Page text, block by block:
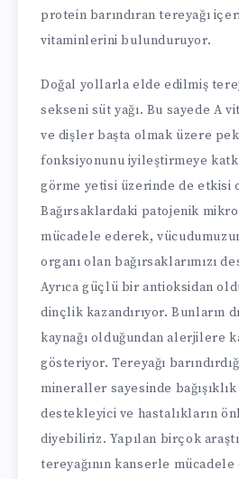
protein barındıran tereyağı
vitaminlerini bulunduruyor.
Doğal yollarla elde edilmiş
sekseni süt yağı. Bu sayede A
ve dişler başta olmak üzere
fonksiyonunu iyileştirmeye
görme yetisi üzerinde de etkisi
Bağırsaklardaki patojenik
mücadele ederek,
organı olan bağırsaklarımızı
Ayrıca güçlü bir antioksidan
dinçlik kazandırıyor. Bunların
kaynağı olduğundan alerjilere
gösteriyor. Tereyağı
mineraller sayesinde
destekleyici ve hastalıkların
diyebiliriz. Yapılan birçok
tereyağının kanserle